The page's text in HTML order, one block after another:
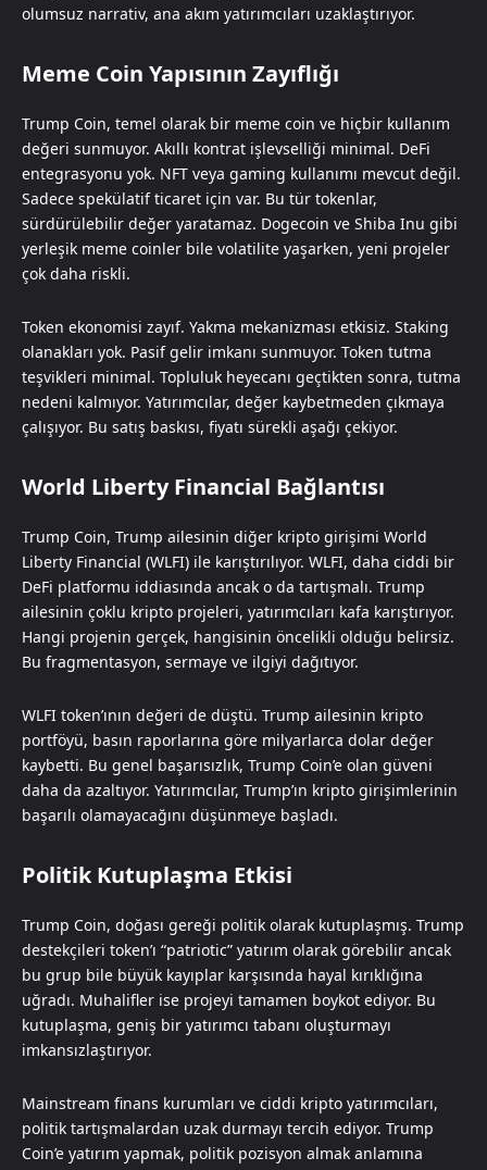
olumsuz narrativ, ana akım yatırımcıları uzaklaştırıyor.
Meme Coin Yapısının Zayıflığı
Trump Coin, temel olarak bir meme coin ve hiçbir kullanım
değeri sunmuyor. Akıllı kontrat işlevselliği minimal. DeFi
entegrasyonu yok. NFT veya gaming kullanımı mevcut değil.
Sadece spekülatif ticaret için var. Bu tür tokenlar,
sürdürülebilir değer yaratamaz. Dogecoin ve Shiba Inu gibi
yerleşik meme coinler bile volatilite yaşarken, yeni projeler
çok daha riskli.
Token ekonomisi zayıf. Yakma mekanizması etkisiz. Staking
olanakları yok. Pasif gelir imkanı sunmuyor. Token tutma
teşvikleri minimal. Topluluk heyecanı geçtikten sonra, tutma
nedeni kalmıyor. Yatırımcılar, değer kaybetmeden çıkmaya
çalışıyor. Bu satış baskısı, fiyatı sürekli aşağı çekiyor.
World Liberty Financial Bağlantısı
Trump Coin, Trump ailesinin diğer kripto girişimi World
Liberty Financial (WLFI) ile karıştırılıyor. WLFI, daha ciddi bir
DeFi platformu iddiasında ancak o da tartışmalı. Trump
ailesinin çoklu kripto projeleri, yatırımcıları kafa karıştırıyor.
Hangi projenin gerçek, hangisinin öncelikli olduğu belirsiz.
Bu fragmentasyon, sermaye ve ilgiyi dağıtıyor.
WLFI token’ının değeri de düştü. Trump ailesinin kripto
portföyü, basın raporlarına göre milyarlarca dolar değer
kaybetti. Bu genel başarısızlık, Trump Coin’e olan güveni
daha da azaltıyor. Yatırımcılar, Trump’ın kripto girişimlerinin
başarılı olamayacağını düşünmeye başladı.
Politik Kutuplaşma Etkisi
Trump Coin, doğası gereği politik olarak kutuplaşmış. Trump
destekçileri token’ı “patriotic” yatırım olarak görebilir ancak
bu grup bile büyük kayıplar karşısında hayal kırıklığına
uğradı. Muhalifler ise projeyi tamamen boykot ediyor. Bu
kutuplaşma, geniş bir yatırımcı tabanı oluşturmayı
imkansızlaştırıyor.
Mainstream finans kurumları ve ciddi kripto yatırımcıları,
politik tartışmalardan uzak durmayı tercih ediyor. Trump
Coin’e yatırım yapmak, politik pozisyon almak anlamına